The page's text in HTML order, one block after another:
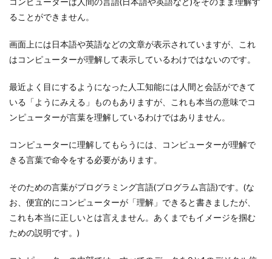
ることができません。
画面上には日本語や英語などの文章が表示されていますが、これ
はコンピューターが理解して表示しているわけではないのです。
最近よく目にするようになった人工知能には人間と会話ができて
いる「ようにみえる」ものもありますが、これも本当の意味でコ
ンピューターが言葉を理解しているわけではありません。
コンピューターに理解してもらうには、コンピューターが理解で
きる言葉で命令をする必要があります。
そのための言葉がプログラミング言語(プログラム言語)です。(な
お、便宜的にコンピューターが「理解」できると書きましたが、
これも本当に正しいとは言えません。あくまでもイメージを掴む
ための説明です。)